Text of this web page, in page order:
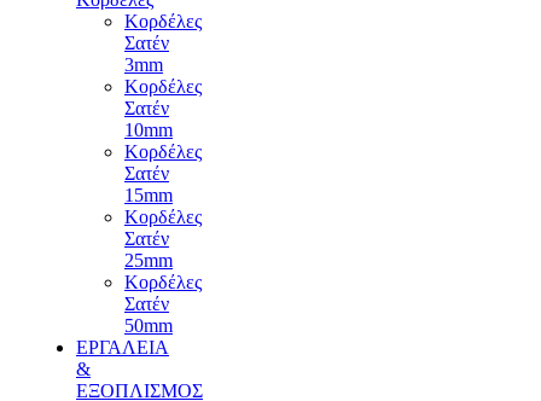
Κορδέλες
Σατέν
3mm
Κορδέλες
Σατέν
10mm
Κορδέλες
Σατέν
15mm
Κορδέλες
Σατέν
25mm
Κορδέλες
Σατέν
50mm
ΕΡΓΑΛΕΙΑ
&
ΕΞΟΠΛΙΣΜΟΣ